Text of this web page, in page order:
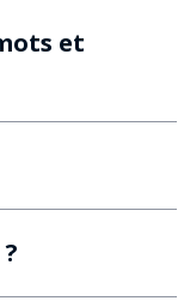
et